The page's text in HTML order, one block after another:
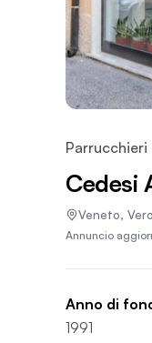
Parrucchieri
Cedesi
Veneto,
Annuncio
Anno di
1991